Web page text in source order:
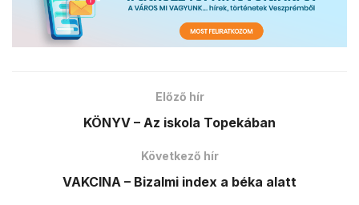
Előző hír
KÖNYV – Az iskola Topekában
Következő hír
VAKCINA – Bizalmi index a béka alatt